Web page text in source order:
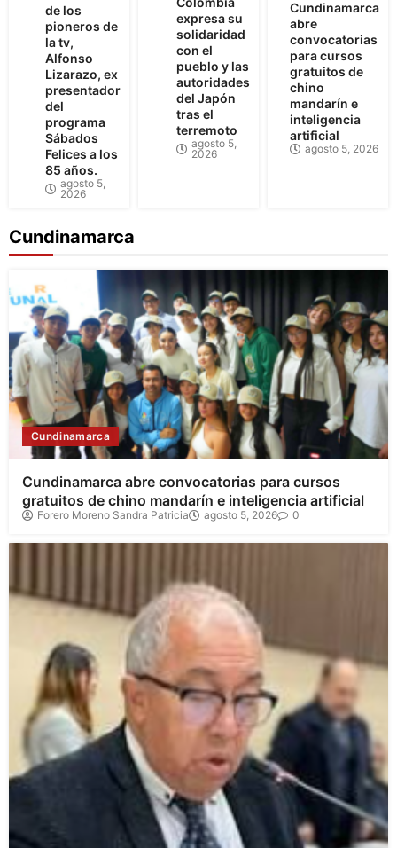
de los
pioneros de
la tv,
Alfonso
Lizarazo, ex
presentador
del
programa
Sábados
Felices a los
85 años.
agosto 5,
2026
expresa su
solidaridad
con el
pueblo y las
autoridades
del Japón
tras el
terremoto
agosto 5,
2026
Cundinamarca
abre
convocatorias
para cursos
gratuitos de
chino
mandarín e
inteligencia
artificial
agosto 5, 2026
Cundinamarca
Cundinamarca
Cundinamarca abre convocatorias para cursos
gratuitos de chino mandarín e inteligencia artificial
Forero Moreno Sandra Patricia agosto 5, 2026 0